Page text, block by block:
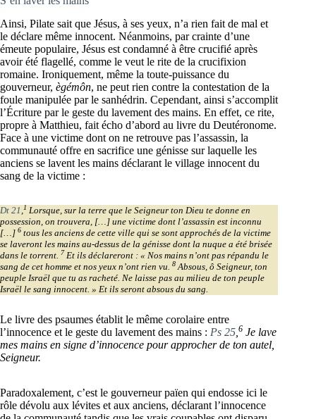
Ainsi, Pilate sait que Jésus, à ses yeux, n’a rien fait de mal et
le déclare même innocent. Néanmoins, par crainte d’une
émeute populaire, Jésus est condamné à être crucifié après
avoir été flagellé, comme le veut le rite de la crucifixion
romaine. Ironiquement, même la toute-puissance du
gouverneur, ègémôn, ne peut rien contre la contestation de la
foule manipulée par le sanhédrin. Cependant, ainsi s’accomplit
l’Écriture par le geste du lavement des mains. En effet, ce rite,
propre à Matthieu, fait écho d’abord au livre du Deutéronome.
Face à une victime dont on ne retrouve pas l’assassin, la
communauté offre en sacrifice une génisse sur laquelle les
anciens se lavent les mains déclarant le village innocent du
sang de la victime :
Dt 21 ,1 Lorsque, sur la terre que le Seigneur ton Dieu te donne en
possession, on trouvera, […] une victime dont l’assassin est inconnu
[…] 6 tous les anciens de cette ville qui se sont approchés de la victime
se laveront les mains au-dessus de la génisse dont la nuque a été brisée
dans le torrent. 7 Et ils déclareront : « Nos mains n’ont pas répandu le
sang de cet homme et nos yeux n’ont rien vu. 8Absous, ô Seigneur, ton
peuple Israël que tu as racheté. Ne laisse pas au milieu de ton peuple
Israël le sang innocent. » Et ils seront absous du sang.
Le livre des psaumes établit le même corolaire entre
l’innocence et le geste du lavement des mains : Ps 25 6 Je lave
mes mains en signe d’innocence pour approcher de ton autel,
Seigneur.
Paradoxalement, c’est le gouverneur païen qui endosse ici le
rôle dévolu aux lévites et aux anciens, déclarant l’innocence